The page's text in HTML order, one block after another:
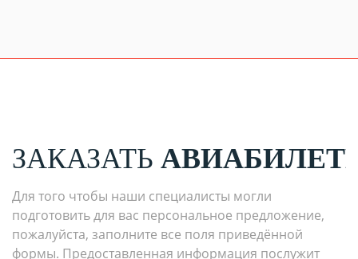
ЗАКАЗАТЬ
Для того чтобы наши специалисты могли
подготовить для вас персональное предложение,
пожалуйста, заполните все поля приведённой
формы. Предоставленная информация послужит